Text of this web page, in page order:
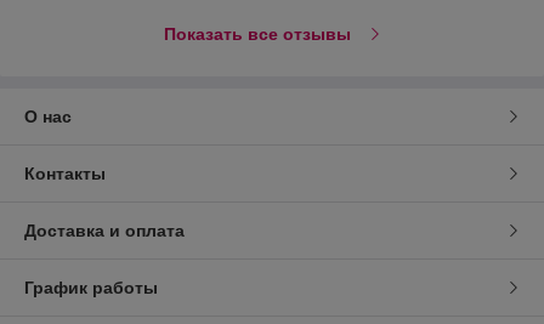
Показать все отзывы
О нас
Контакты
Доставка и оплата
График работы